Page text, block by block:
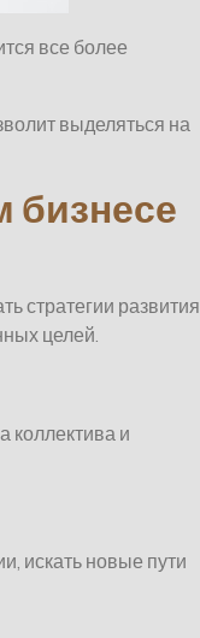
все более
выделяться на
бизнесе
стратегии развития
целей.
коллектива и
искать новые пути